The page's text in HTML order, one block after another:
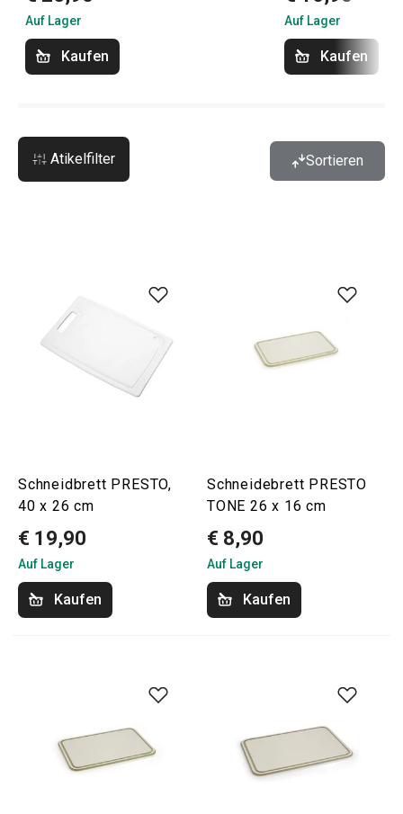
Auf Lager
Kaufen
Auf Lager
Kaufen
Atikelfilter Sortieren
Schneidbrett PRESTO,
40 x 26 cm
€ 19,90
Auf Lager
Kaufen
Schneidebrett PRESTO
TONE 26 x 16 cm
€ 8,90
Auf Lager
Kaufen